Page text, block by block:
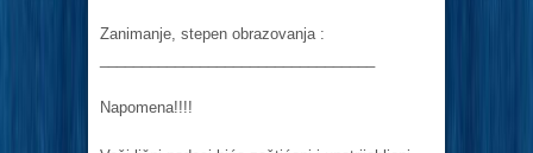
Zanimanje, stepen obrazovanja :
Napomena!!!!